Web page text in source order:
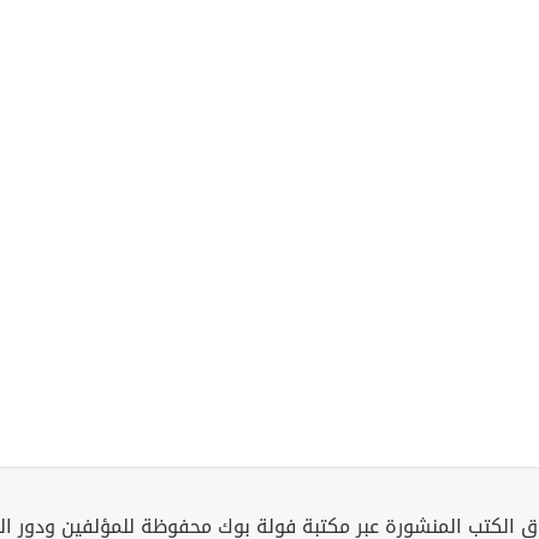
الكتب المنشورة عبر مكتبة فولة بوك محفوظة للمؤلفين ودور